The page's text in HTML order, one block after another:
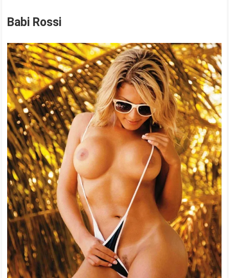
Babi Rossi